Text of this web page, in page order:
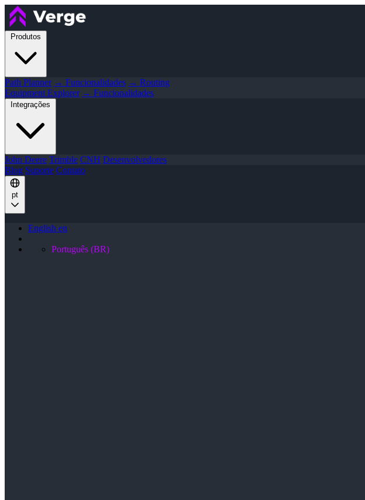
Produtos
Path Planner → Funcionalidades → Routing
Equipment Explorer → Funcionalidades
Integrações
John Deere Trimble CNH Desenvolvedores
Blog Suporte Contato
pt
English en
Português (BR)